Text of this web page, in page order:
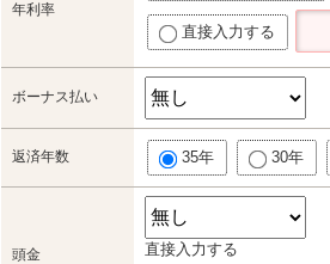
年利率
直接入力する
ボーナス払い
返済年数 35年 30年
頭金 直接入力する